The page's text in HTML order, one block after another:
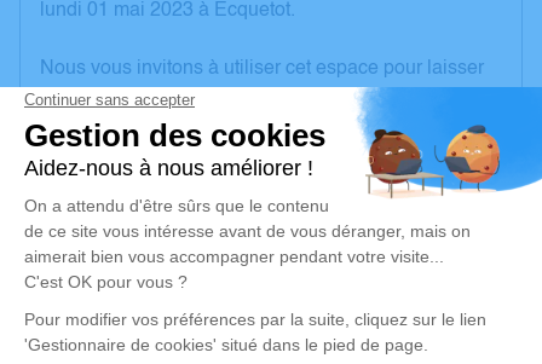
lundi 01 mai 2023 à Ecquetot.
Nous vous invitons à utiliser cet espace pour laisser
vos condoléances, partager des photos souvenirs,
une anecdote ou exprimer vos pensées à travers des
poèmes ou des textes. Cet endroit est un lieu
d'expression dédié à honorer la mémoire de Michel
LEROY.
Un service de plantation d’arbre hommage est
disponible ici.
Je rends hommage